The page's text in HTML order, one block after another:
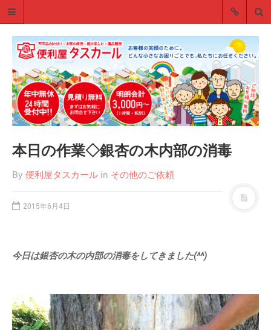
便利屋タスカールのブログ
便利屋タスカールのスタッフブログ
です。 不用品の処分・お家の修理・
会社概要
応募フォーム
スタッフブログ
本日の作業◇銀杏の木内部の消毒
By 便利屋タスカール in その他のご依頼
2015年6月4日
今日は銀杏の木の内部の消毒をしてきました(^^)